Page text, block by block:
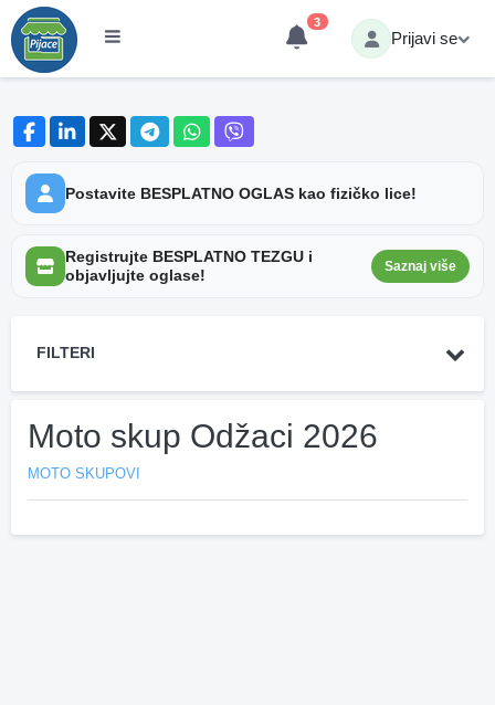
3
Prijavi se
Postavite BESPLATNO OGLAS kao fizičko lice!
Registrujte BESPLATNO TEZGU i
objavljujte oglase!
Saznaj više
FILTERI
Moto skup Odžaci 2026
MOTO SKUPOVI